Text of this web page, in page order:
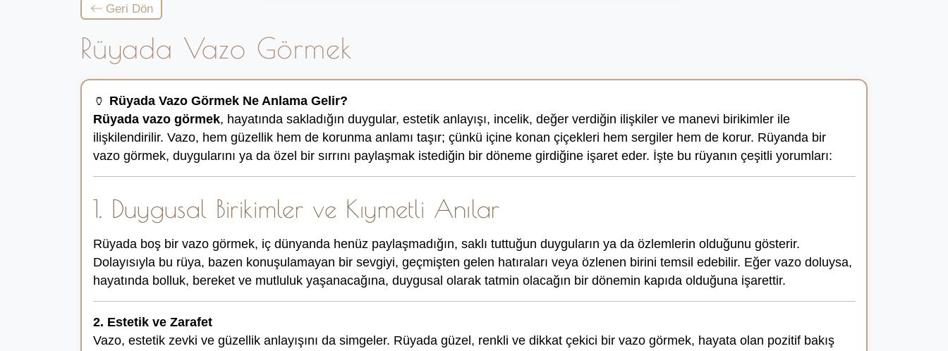
Geri Dön
Rüyada Vazo Görmek
🏺 Rüyada Vazo Görmek Ne Anlama Gelir?
Rüyada vazo görmek, hayatında sakladığın duygular, estetik anlayışı, incelik, değer verdiğin ilişkiler ve manevi birikimler ile
ilişkilendirilir. Vazo, hem güzellik hem de korunma anlamı taşır; çünkü içine konan çiçekleri hem sergiler hem de korur. Rüyanda bir
vazo görmek, duygularını ya da özel bir sırrını paylaşmak istediğin bir döneme girdiğine işaret eder. İşte bu rüyanın çeşitli yorumları:
1. Duygusal Birikimler ve Kıymetli Anılar
Rüyada boş bir vazo görmek, iç dünyanda henüz paylaşmadığın, saklı tuttuğun duyguların ya da özlemlerin olduğunu gösterir.
Dolayısıyla bu rüya, bazen konuşulamayan bir sevgiyi, geçmişten gelen hatıraları veya özlenen birini temsil edebilir. Eğer vazo doluysa,
hayatında bolluk, bereket ve mutluluk yaşanacağına, duygusal olarak tatmin olacağın bir dönemin kapıda olduğuna işarettir.
2. Estetik ve Zarafet
Vazo, estetik zevki ve güzellik anlayışını da simgeler. Rüyada güzel, renkli ve dikkat çekici bir vazo görmek, hayata olan pozitif bakış